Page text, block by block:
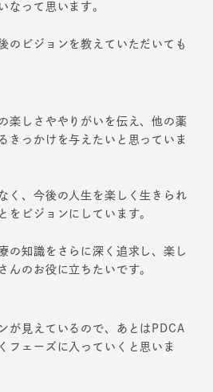
なって思います。
のビジョンを教えていただいても
楽しさややりがいを伝え、他の薬
きっかけを与えたいと思っていま
く、今後の人生を楽しく生きられ
をビジョンにしています。
の知識をさらに深く追求し、楽し
んのお役に立ちたいです。
が見えているので、あとはPDCA
フェーズに入っていくと思いま